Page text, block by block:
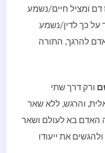
דם ומציל חיים/נשמע
על כך לדין/נשמע
להרגך, התורה
ורק דרך שתי
והרגש, ללא שאר
האדם בא לעולם ושאר